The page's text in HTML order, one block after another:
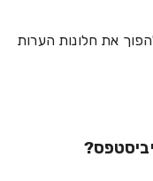
את חלונות הערות